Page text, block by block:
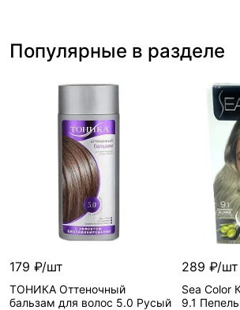
Популярные в разделе
179 ₽/шт
ТОНИКА Оттеночный
бальзам для волос 5.0 Русый
289 ₽/шт
Sea Color
9.1